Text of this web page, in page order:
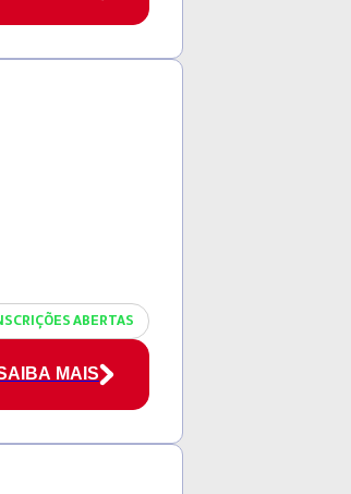
ABERTAS
MAIS